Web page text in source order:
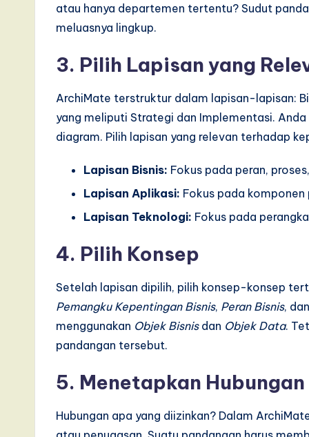
atau hanya departemen tertentu? Sudut
meluasnya lingkup.
3. Pilih Lapisan yang
ArchiMate terstruktur dalam lapisan-lapisan:
yang meliputi Strategi dan Implementasi.
diagram. Pilih lapisan yang relevan terhadap
Lapisan Bisnis: Fokus pada peran,
Lapisan Aplikasi: Fokus pada
Lapisan Teknologi: Fokus pada
4. Pilih Konsep
Setelah lapisan dipilih, pilih konsep-konsep
Pemangku Kepentingan Bisnis, Peran Bisnis, dan
menggunakan Objek Bisnisdan Objek Data.
pandangan tersebut.
5. Menetapkan Hubungan
Hubungan apa yang diizinkan? Dalam